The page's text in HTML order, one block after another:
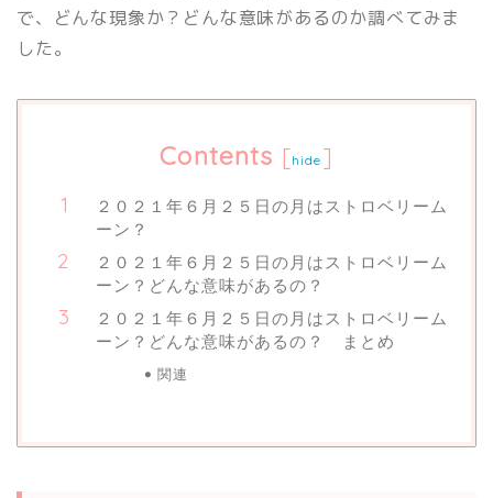
で、どんな現象か？どんな意味があるのか調べてみま
した。
Contents [hide ]
２０２１年６月２５日の月はストロベリーム
ーン？
２０２１年６月２５日の月はストロベリーム
ーン？どんな意味があるの？
２０２１年６月２５日の月はストロベリーム
ーン？どんな意味があるの？ まとめ
関連